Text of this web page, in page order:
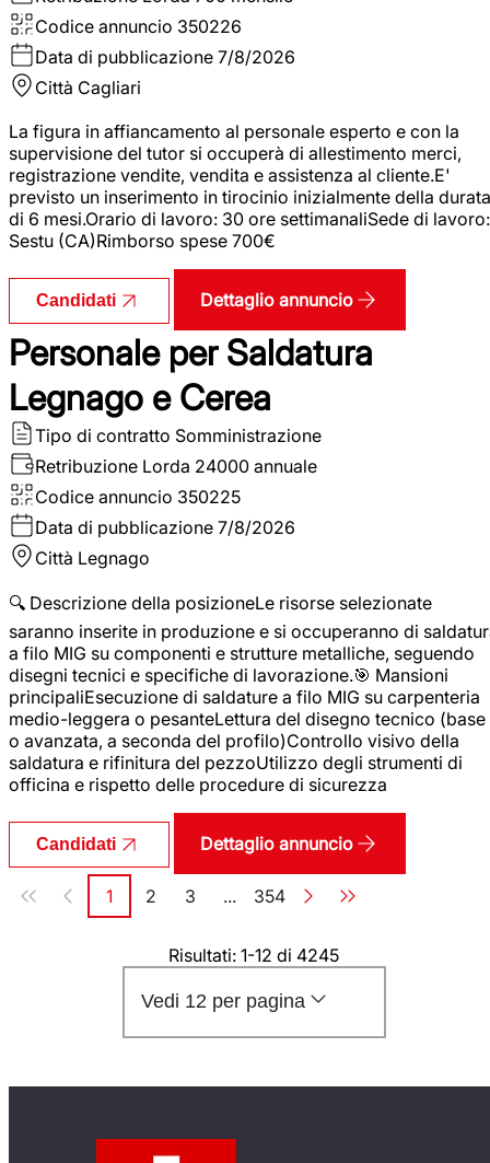
Codice annuncio 350226
Data di pubblicazione 7/8/2026
Città Cagliari
La figura in affiancamento al personale esperto e con la
supervisione del tutor si occuperà di allestimento merci,
registrazione vendite, vendita e assistenza al cliente.E'
previsto un inserimento in tirocinio inizialmente della durata
di 6 mesi.Orario di lavoro: 30 ore settimanaliSede di lavoro:
Sestu (CA)Rimborso spese 700€
Candidati Dettaglio annuncio
Personale per Saldatura
Legnago e Cerea
Tipo di contratto Somministrazione
Retribuzione Lorda 24000 annuale
Codice annuncio 350225
Data di pubblicazione 7/8/2026
Città Legnago
🔍 Descrizione della posizioneLe risorse selezionate
saranno inserite in produzione e si occuperanno di
a filo MIG su componenti e strutture metalliche, seguendo
disegni tecnici e specifiche di lavorazione.🎯 Mansioni
principaliEsecuzione di saldature a filo MIG su carpenteria
medio-leggera o pesanteLettura del disegno tecnico (base
o avanzata, a seconda del profilo)Controllo visivo della
saldatura e rifinitura del pezzoUtilizzo degli strumenti di
officina e rispetto delle procedure di sicurezza
Candidati Dettaglio annuncio
Paginazione
Pagina
1 Pagina
2 Pagina
3 ... Pagina
354
Risultati: 1-12 di 4245
Vedi 12 per pagina